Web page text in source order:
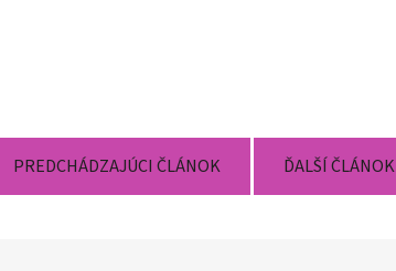
PREDCHÁDZAJÚCI ČLÁNOK ĎALŠÍ ČLÁNOK